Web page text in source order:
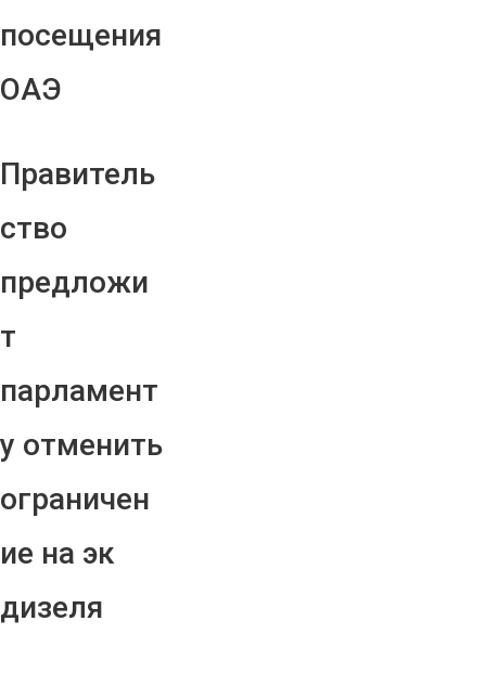
посещения
ОАЭ
Правитель
ство
предложи
т
парламент
у отменить
ограничен
ие на эк
дизеля